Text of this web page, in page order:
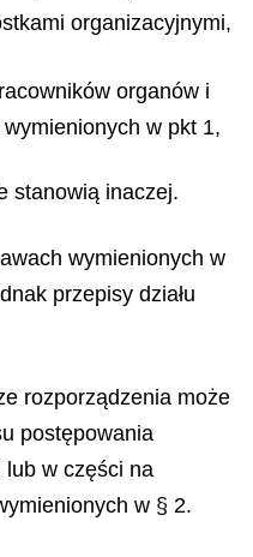
organizacyjnymi,
organów i
w pkt 1,
stanowią inaczej.
wymienionych w
przepisy działu
rozporządzenia może
postępowania
lub w części na
w § 2.